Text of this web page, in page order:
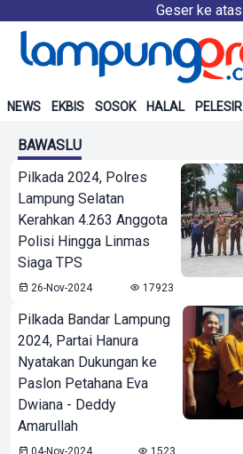
Geser ke atas
NEWS EKBIS SOSOK HALAL PELESIR
BAWASLU
Pilkada 2024, Polres
Lampung Selatan
Kerahkan 4.263 Anggota
Polisi Hingga Linmas
Siaga TPS
26-Nov-2024 17923
Pilkada Bandar Lampung
2024, Partai Hanura
Nyatakan Dukungan ke
Paslon Petahana Eva
Dwiana - Deddy
Amarullah
04-Nov-2024 1523